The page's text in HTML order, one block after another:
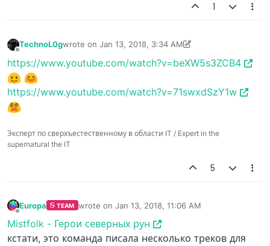
1
TechnoL0gwrote on Jan 13, 2018, 3:34 AM
last edited by TechnoL0gJan 13, 2018, 3:45 AM
https://www.youtube.com/watch?v=beXW5s3ZCB4
https://www.youtube.com/watch?v=71swxdSzY1w
Эксперт по сверхъестественному в области IT / Expert in the
supernatural the IT
5
Europa TEAM wrote on Jan 13, 2018, 11:06 AM
last edited by
Mistfolk - Герои северных рун
кстати, это команда писала несколько треков для